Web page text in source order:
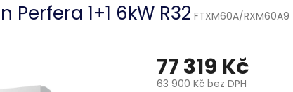
1+1 6kW R32 FTXM60A/RXM60A9
77 319 Kč
63 900 Kč bez DPH